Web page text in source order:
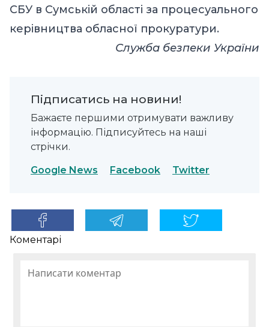
СБУ в Сумській області за процесуального
керівництва обласної прокуратури.
Служба безпеки України
Підписатись на новини!
Бажаєте першими отримувати важливу
інформацію. Підписуйтесь на наші
стрічки.
Google News Facebook Twitter
Коментарі